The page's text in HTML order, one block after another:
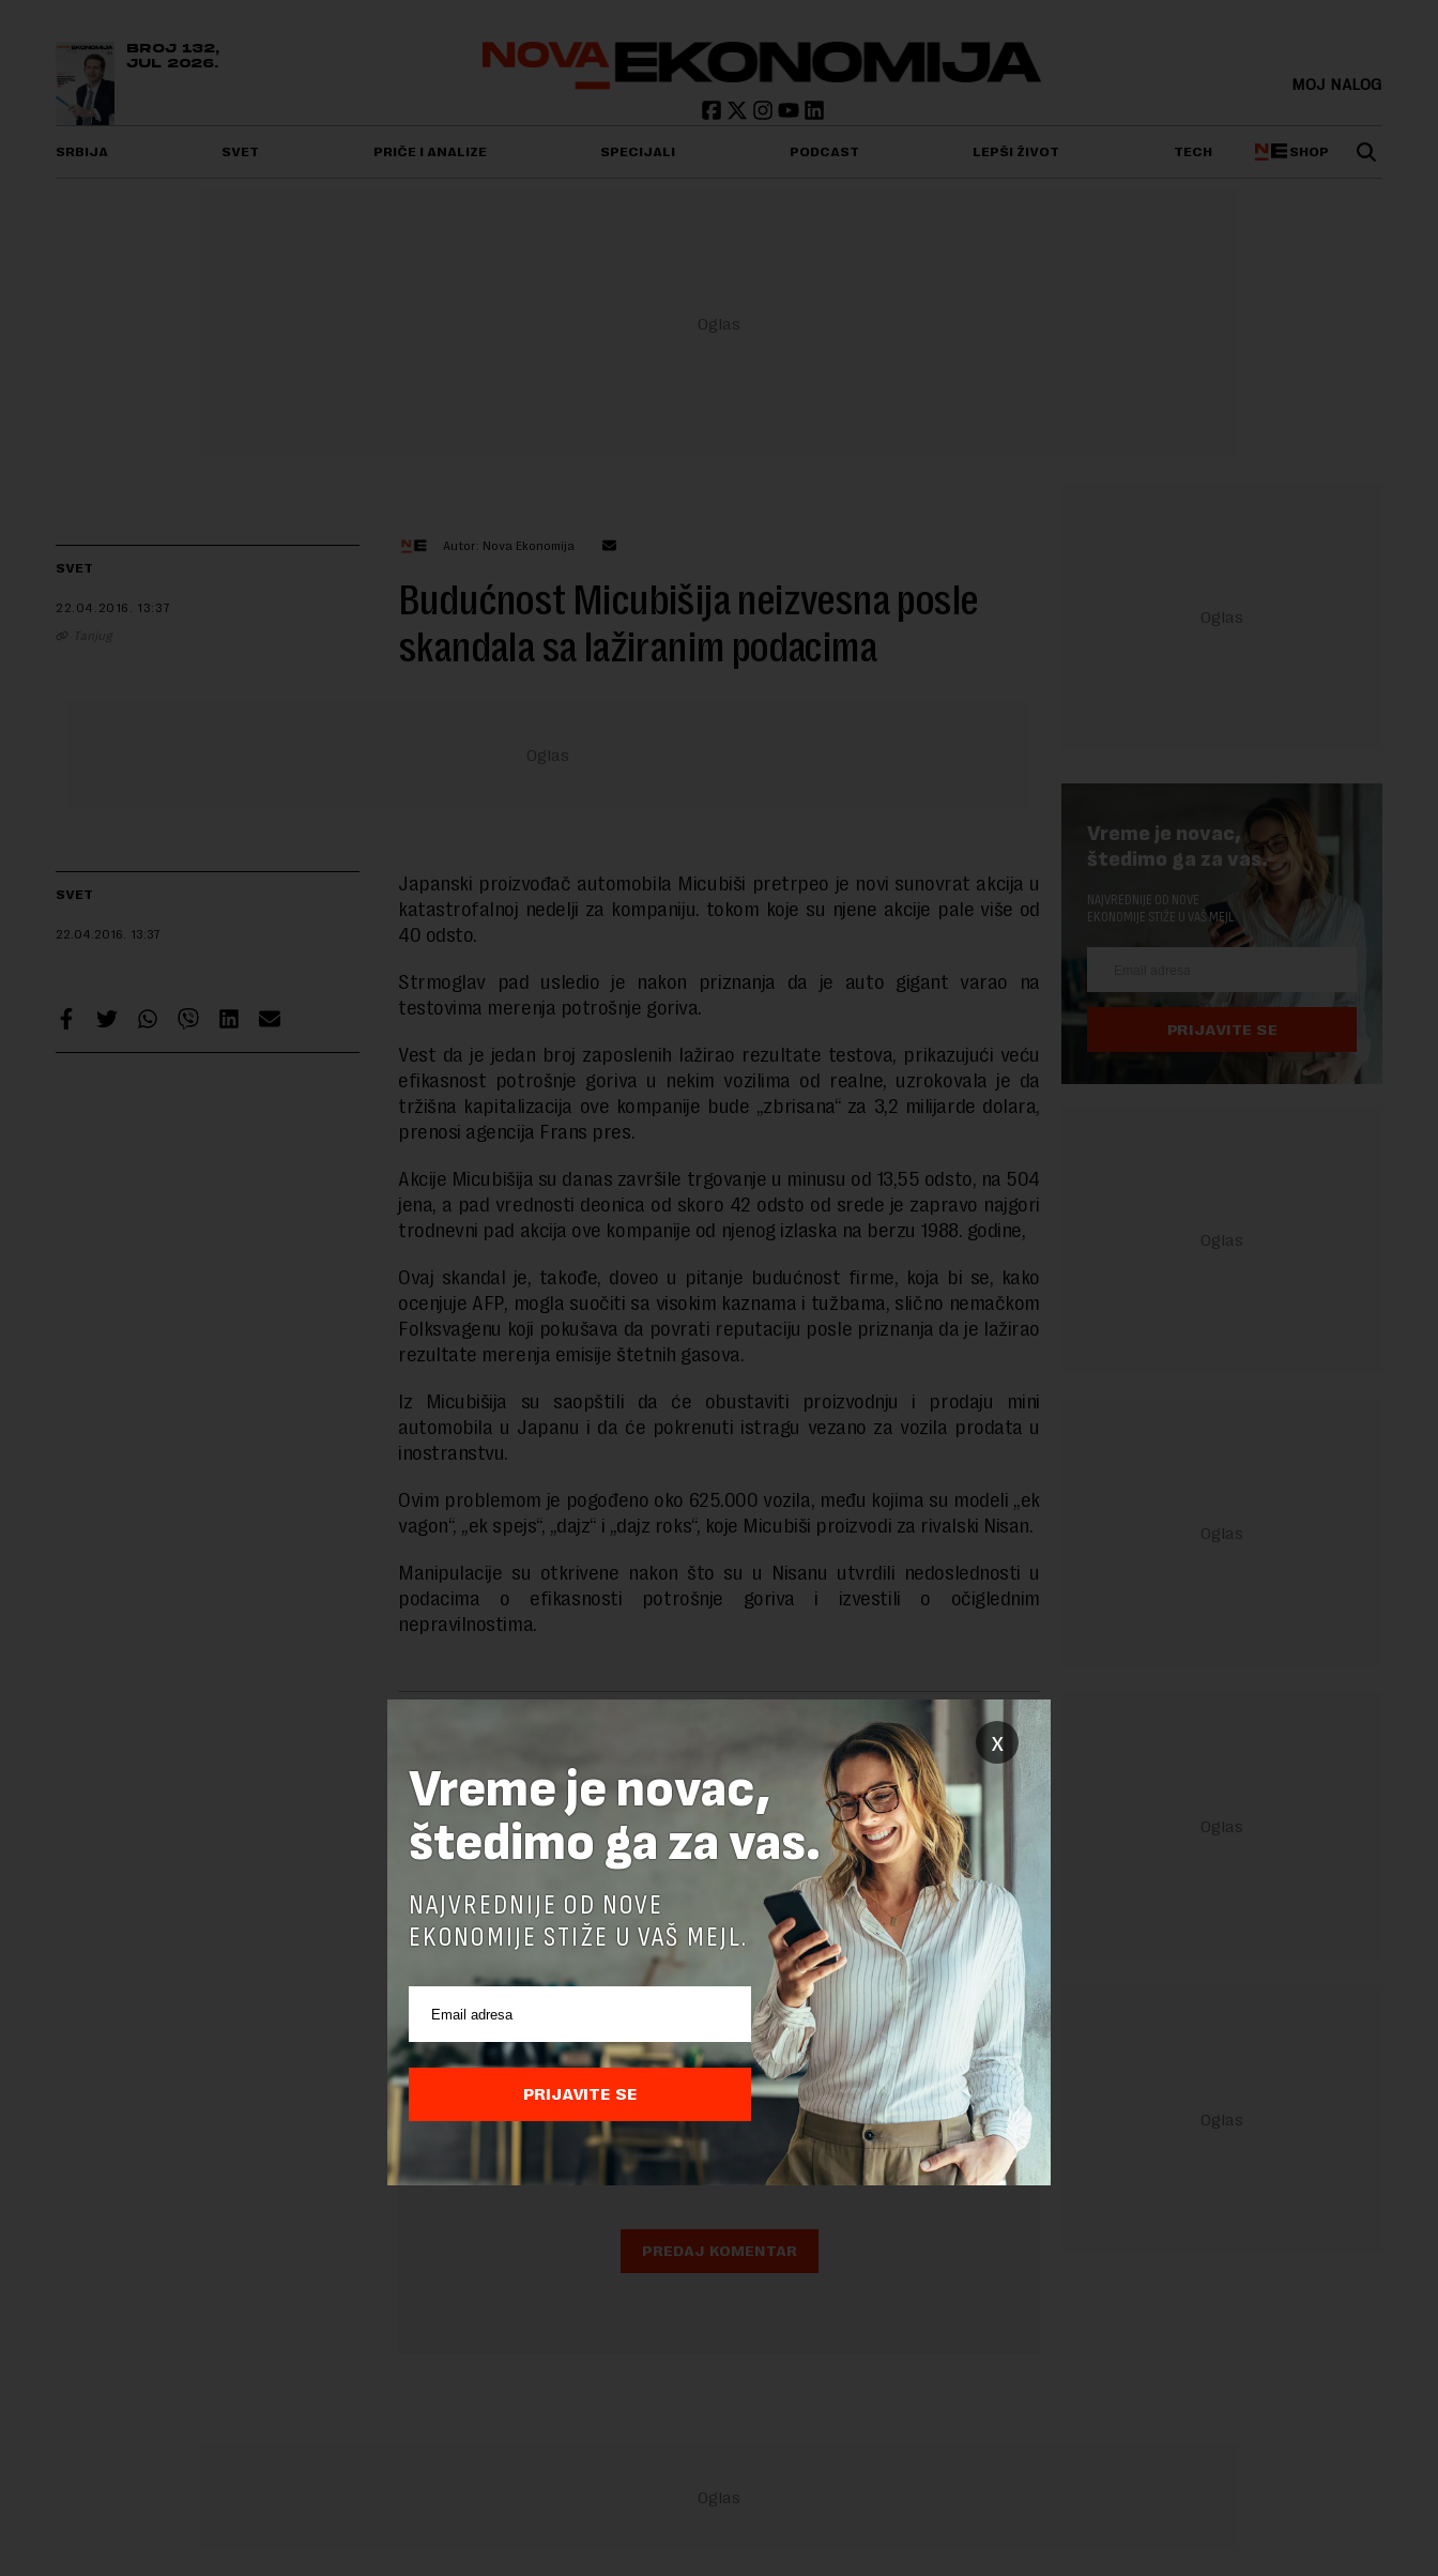
BROJ 132,
JUL 2026.
MOJ NALOG
SRBIJA SVET PRIČE I ANALIZE SPECIJALI PODCAST LEPŠI ŽIVOT TECH SHOP
SVET
22.04.2016. 13:37
Tanjug
Autor: Nova Ekonomija
Budućnost Micubišija neizvesna posle
skandala sa lažiranim podacima
SVET
22.04.2016. 13:37
Japanski proizvođač automobila Micubiši pretrpeo je novi sunovrat akcija u
katastrofalnoj nedelji za kompaniju. tokom koje su njene akcije pale više od
40 odsto.
Strmoglav pad usledio je nakon priznanja da je auto gigant varao na
testovima merenja potrošnje goriva.
Vest da je jedan broj zaposlenih lažirao rezultate testova, prikazujući veću
efikasnost potrošnje goriva u nekim vozilima od realne, uzrokovala je da
tržišna kapitalizacija ove kompanije bude „zbrisana“ za 3,2 milijarde dolara,
prenosi agencija Frans pres.
Akcije Micubišija su danas završile trgovanje u minusu od 13,55 odsto, na 504
jena, a pad vrednosti deonica od skoro 42 odsto od srede je zapravo najgori
trodnevni pad akcija ove kompanije od njenog izlaska na berzu 1988. godine,
Ovaj skandal je, takođe, doveo u pitanje budućnost firme, koja bi se, kako
ocenjuje AFP, mogla suočiti sa visokim kaznama i tužbama, slično nemačkom
Folksvagenu koji pokušava da povrati reputaciju posle priznanja da je lažirao
rezultate merenja emisije štetnih gasova.
Iz Micubišija su saopštili da će obustaviti proizvodnju i prodaju mini
automobila u Japanu i da će pokrenuti istragu vezano za vozila prodata u
inostranstvu.
Ovim problemom je pogođeno oko 625.000 vozila, među kojima su modeli „ek
vagon“, „ek spejs“, „dajz“ i „dajz roks“, koje Micubiši proizvodi za rivalski Nisan.
Manipulacije su otkrivene nakon što su u Nisanu utvrdili nedoslednosti u
podacima o efikasnosti potrošnje goriva i izvestili o očiglednim
nepravilnostima.
Preuzimanje delova teksta je dozvoljeno, ali uz obavezno navođenje izvora i uz postavljanje linka
OSTAVITE ODGOVOR
Pre slanja komentara, molimo vas da se upoznate sapravilima komentarisanja i pravilima
Sajt je zaštićen pomocu reCaptcha i Google. Google Politika PrivatnostiiGoogle Uslovi
Vreme je novac,
štedimo ga za vas.
NAJVREDNIJE OD NOVE
EKONOMIJE STIŽE U VAŠ MEJL.
PRIJAVITE SE
x
Vreme je novac,
štedimo ga za vas.
NAJVREDNIJE OD NOVE
EKONOMIJE STIŽE U VAŠ MEJL.
PRIJAVITE SE